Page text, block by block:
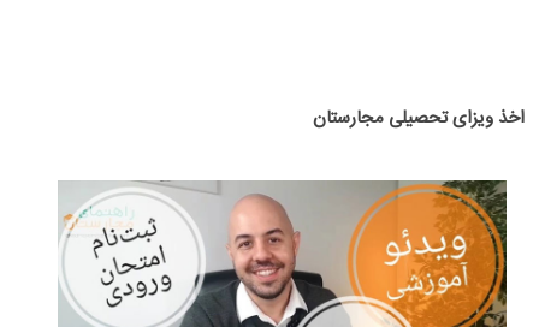
اخذ ویزای تحصیلی مجارستان